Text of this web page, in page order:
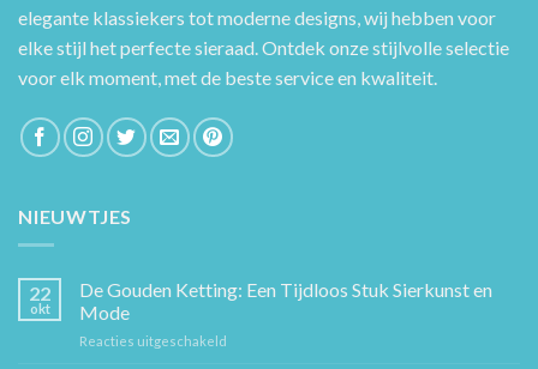
elegante klassiekers tot moderne designs, wij hebben voor
elke stijl het perfecte sieraad. Ontdek onze stijlvolle selectie
voor elk moment, met de beste service en kwaliteit.
NIEUWTJES
22
okt
De Gouden Ketting: Een Tijdloos Stuk Sierkunst en
Mode
Reacties uitgeschakeld